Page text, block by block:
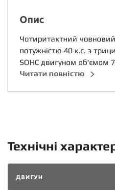
Опис
Чотиритактний
потужністю 40 к.с. з
SOHC двигуном об'ємом
Читати повністю
Технічні
ДВИГУН